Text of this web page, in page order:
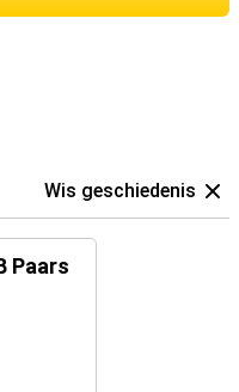
Wis geschiedenis
Paars